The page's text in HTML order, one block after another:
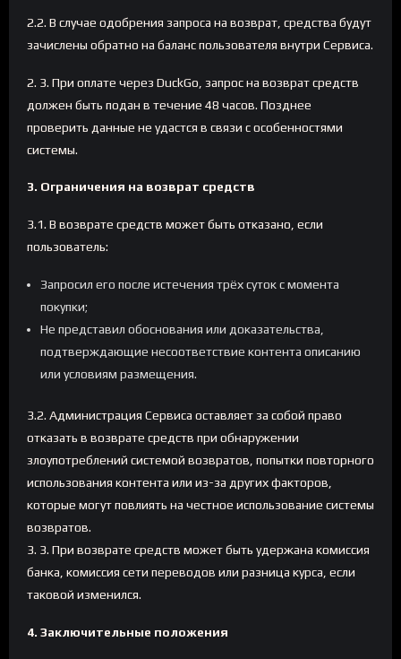
2.2. В случае одобрения запроса на возврат, средства будут
зачислены обратно на баланс пользователя внутри Сервиса.
2. 3. При оплате через DuckGo, запрос на возврат средств
должен быть подан в течение 48 часов. Позднее
проверить данные не удастся в связи с особенностями
системы.
3. Ограничения на возврат средств
3.1. В возврате средств может быть отказано, если
пользователь:
Запросил его после истечения трёх суток с момента
покупки;
Не представил обоснования или доказательства,
подтверждающие несоответствие контента описанию
или условиям размещения.
3.2. Администрация Сервиса оставляет за собой право
отказать в возврате средств при обнаружении
злоупотреблений системой возвратов, попытки повторного
использования контента или из-за других факторов,
которые могут повлиять на честное использование системы
возвратов.
3. 3. При возврате средств может быть удержана комиссия
банка, комиссия сети переводов или разница курса, если
таковой изменился.
4. Заключительные положения